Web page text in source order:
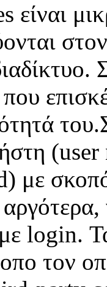
είναι
(user
με
login.
τον